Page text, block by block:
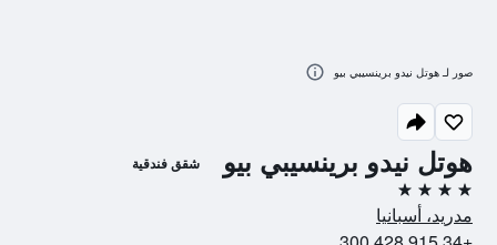
هوتل نيدو برينسيبي بيو شقق فندقية
4 نجوم
مدريد، أسبانيا
صور لـ هوتل نيدو برينسيبي بيو